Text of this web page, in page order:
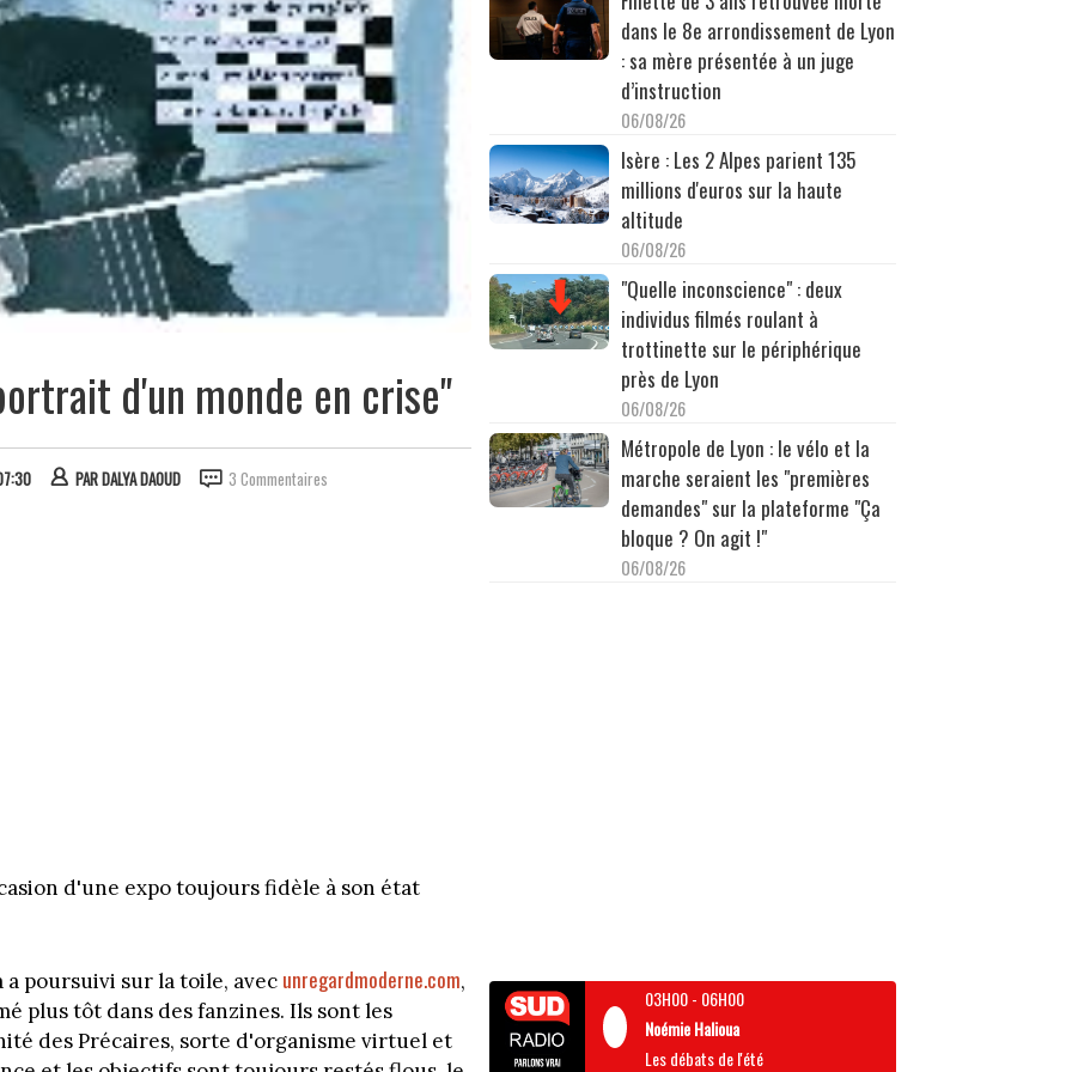
d'un monde en crise"
PARDALYA DAOUD 3 Commentaires
d'une expo toujours fidèle à son état
a poursuivi sur la toile, avec unregardmoderne.com,
plus tôt dans des fanzines. Ils sont les
des Précaires, sorte d'organisme virtuel et
dans le 8e arrondissement de Lyon
: sa mère présentée à un juge
d’instruction
06/08/26
Isère : Les 2 Alpes parient 135
millions d'euros sur la haute
altitude
06/08/26
"Quelle inconscience" : deux
individus filmés roulant à
trottinette sur le périphérique
près de Lyon
06/08/26
Métropole de Lyon : le vélo et la
marche seraient les "premières
demandes" sur la plateforme "Ça
bloque ? On agit !"
06/08/26
03H00- 06H00
Noémie Halioua
Les débats de l'été